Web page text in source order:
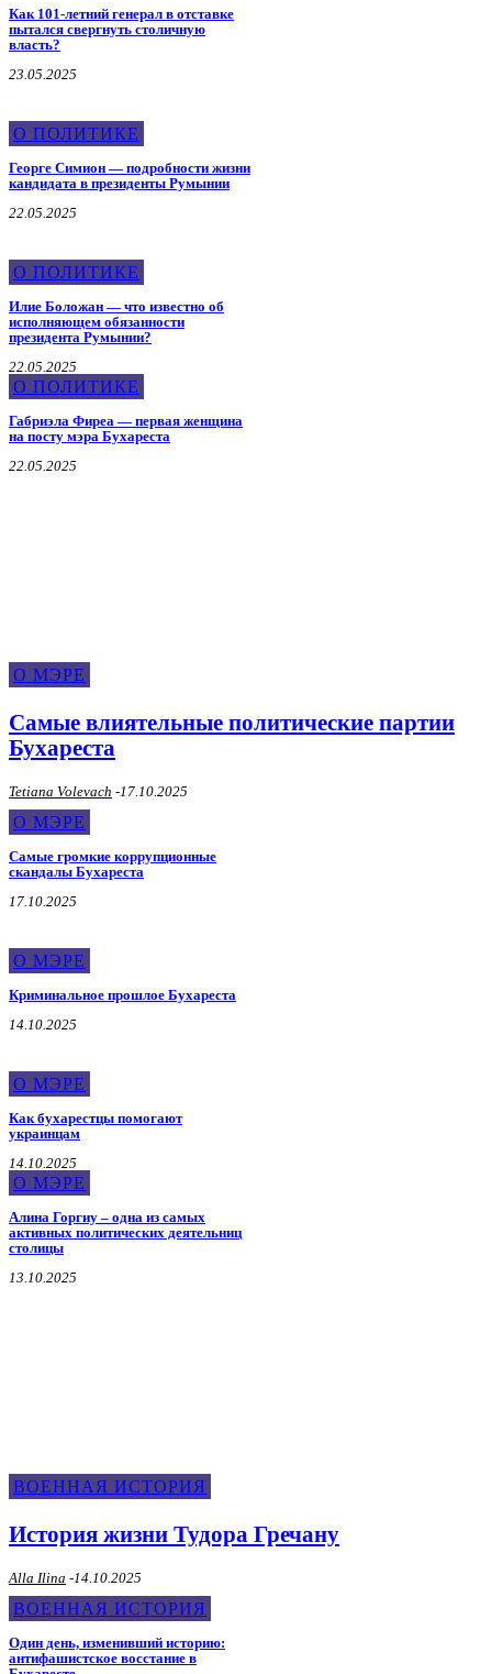
Как 101-летний генерал в отставке
пытался свергнуть столичную
власть?
23.05.2025
О ПОЛИТИКЕ
Георге Симион — подробности жизни
кандидата в президенты Румынии
22.05.2025
О ПОЛИТИКЕ
Илие Боложан — что известно об
исполняющем обязанности
президента Румынии?
22.05.2025
О ПОЛИТИКЕ
Габриэла Фиреа — первая женщина
на посту мэра Бухареста
22.05.2025
О МЭРЕ
Самые влиятельные политические партии
Бухареста
Tetiana Volevach -17.10.2025
О МЭРЕ
Самые громкие коррупционные
скандалы Бухареста
17.10.2025
О МЭРЕ
Криминальное прошлое Бухареста
14.10.2025
О МЭРЕ
Как бухарестцы помогают
украинцам
14.10.2025
О МЭРЕ
Алина Горгиу – одна из самых
активных политических деятельниц
столицы
13.10.2025
ВОЕННАЯ ИСТОРИЯ
История жизни Тудора Гречану
Alla Ilina -14.10.2025
ВОЕННАЯ ИСТОРИЯ
Один день, изменивший историю:
антифашистское восстание в